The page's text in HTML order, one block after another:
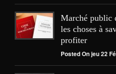
Marché public
les choses à
profiter
Posted On jeu 22